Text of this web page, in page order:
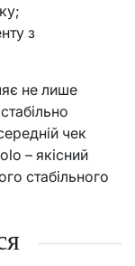
з
не лише
чек
– якісний
стабільного